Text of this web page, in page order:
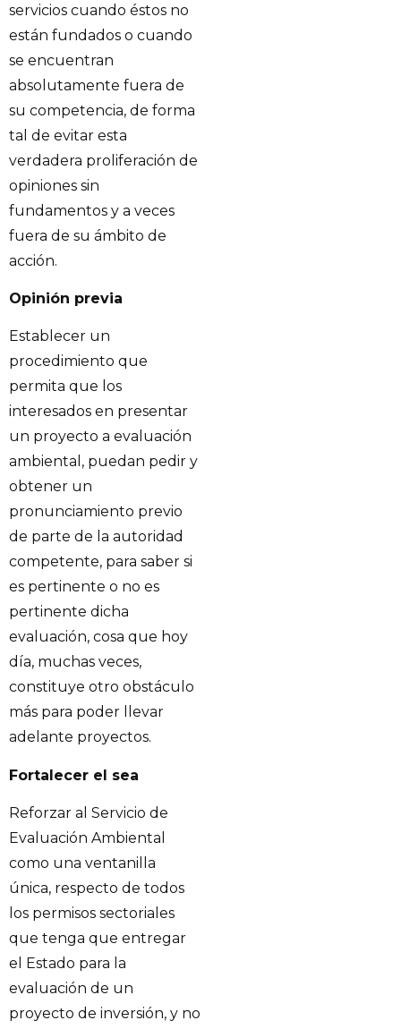
servicios cuando éstos no
están fundados o cuando
se encuentran
absolutamente fuera de
su competencia, de forma
tal de evitar esta
verdadera proliferación de
opiniones sin
fundamentos y a veces
fuera de su ámbito de
acción.
Opinión previa
Establecer un
procedimiento que
permita que los
interesados en presentar
un proyecto a evaluación
ambiental, puedan pedir y
obtener un
pronunciamiento previo
de parte de la autoridad
competente, para saber si
es pertinente o no es
pertinente dicha
evaluación, cosa que hoy
día, muchas veces,
constituye otro obstáculo
más para poder llevar
adelante proyectos.
Fortalecer el sea
Reforzar al Servicio de
Evaluación Ambiental
como una ventanilla
única, respecto de todos
los permisos sectoriales
que tenga que entregar
el Estado para la
evaluación de un
proyecto de inversión, y no